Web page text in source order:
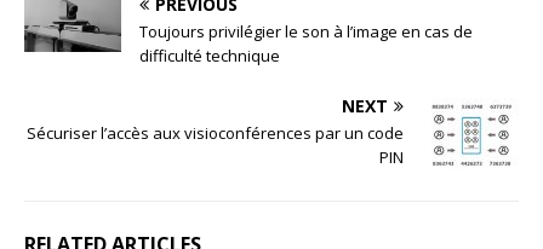
Toujours privilégier le son à l’image en cas de
difficulté technique
NEXT
Sécuriser l’accès aux visioconférences par un code
PIN
RELATED ARTICLES